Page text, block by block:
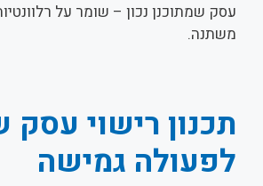
עסק שמתוכנן נכון – שומר על
משתנה.
תכנון רישוי
לפעולה גמישה